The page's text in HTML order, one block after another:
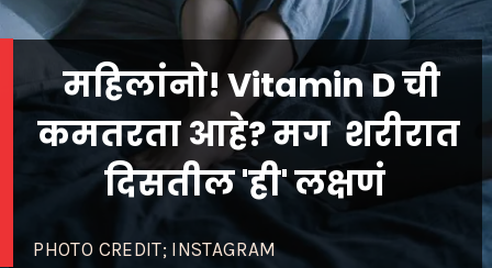
PHOTO CREDIT; INSTAGRAM
महिलांनो! Vitamin D ची
कमतरता आहे? मग शरीरात
दिसतील 'ही' लक्षणं